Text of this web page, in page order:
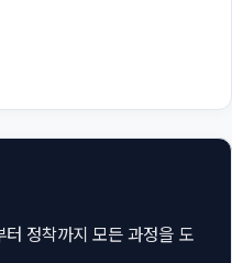
정착까지 모든 과정을 도